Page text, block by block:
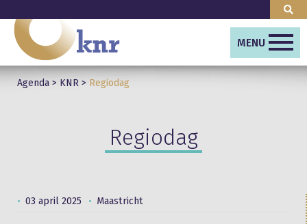
MENU
Agenda > KNR > Regiodag
Regiodag
03 april 2025 Maastricht